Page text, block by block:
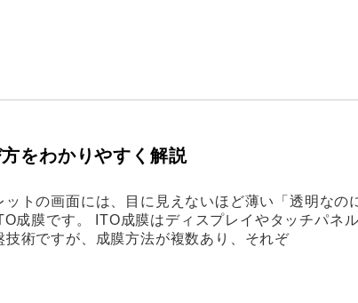
をわかりやすく解説
トの画面には、目に見えないほど薄い「透明なの
成膜です。 ITO成膜はディスプレイやタッチパネ
術ですが、成膜方法が複数あり、それぞ